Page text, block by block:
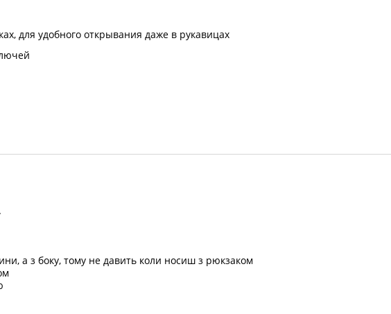
для удобного открывания даже в рукавицах
а з боку, тому не давить коли носиш з рюкзаком